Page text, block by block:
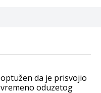
da je prisvojio
oduzetog